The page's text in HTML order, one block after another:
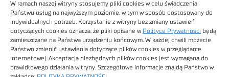
W ramach naszej witryny stosujemy pliki cookies w celu świadczenia
Państwu usług na najwyższym poziomie, w tym w sposób dostosowany do
indywidualnych potrzeb. Korzystanie z witryny bez zmiany ustawień
dotyczących cookies oznacza, że pliki opisane w Polityce Prywatności będą
zamieszczane na Państwa urządzeniu końcowym. W każdej chwili możecie
Państwo zmienić ustawienia dotyczące plików cookies w przeglądarce
internetowej. Akceptacja niezbędnych plików cookies jest wymagana do
prawidłowego działania witryny. Szczegółowe informacje znajdą Państwo w
Regulamin sklepu
Obrazy stockowe